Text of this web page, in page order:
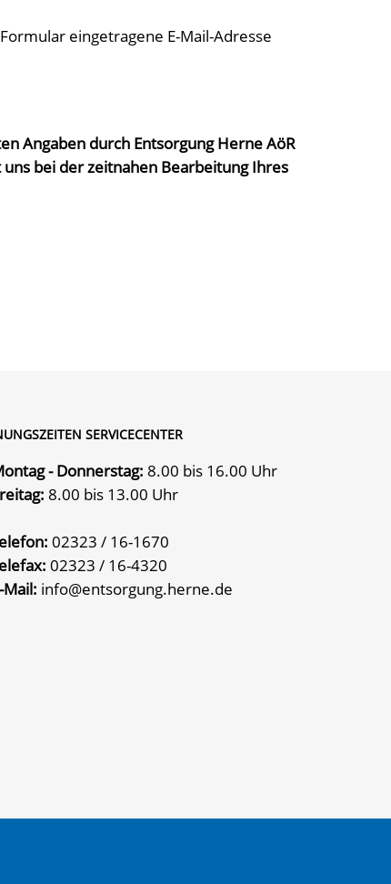
eingetragene E-Mail-Adresse
Angaben durch Entsorgung Herne AöR
bei der zeitnahen Bearbeitung Ihres
SERVICECENTER
- Donnerstag: 8.00 bis 16.00 Uhr
8.00 bis 13.00 Uhr
02323 / 16-1670
02323 / 16-4320
Mail: info@entsorgung.herne.de